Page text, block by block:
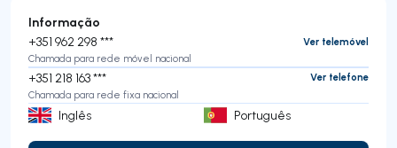
Informação
+351 962 298 ***
Ver telemóvel
Chamada para rede móvel nacional
+351 218 163 ***
Ver telefone
Chamada para rede fixa nacional
Inglês Português